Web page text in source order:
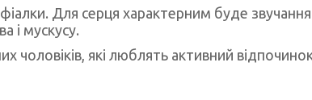
Для серця характерним буде
і мускусу.
чоловіків, які люблять активний